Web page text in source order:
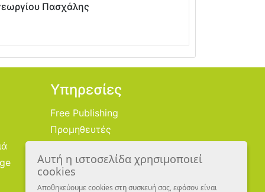
Πασχάλης
Υπηρεσίες
Free Publishing
Προμηθευτές
Εικονογράφοι
Αυτή η ιστοσελίδα χρησιμοποιεί
cookies
Αποθηκεύουμε cookies στη συσκευή σας, εφόσον είναι